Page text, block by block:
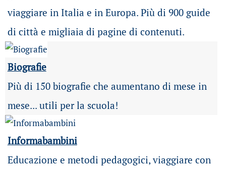
viaggiare in Italia e in Europa. Più di 900 guide
di città e migliaia di pagine di contenuti.
Biografie
Più di 150 biografie che aumentano di mese in
mese... utili per la scuola!
Informabambini
Educazione e metodi pedagogici, viaggiare con